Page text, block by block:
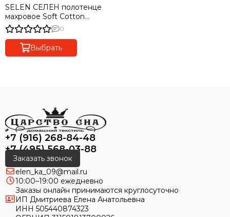
SELEN СЕЛЕН полотенце
махровое Soft Cotton
(Турция)
0
Выбрать
+7 (916) 268-84-48
+7 (495) 568-03-88
Заказать звонок
elen_ka_09@mail.ru
10:00–19:00 ежедневно
Заказы онлайн принимаются круглосуточно
ИП Дмитриева Елена Анатольевна
ИНН 505440874323